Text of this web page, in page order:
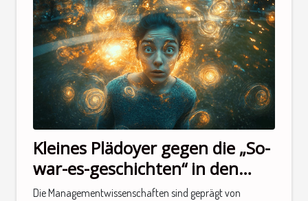
Kleines Plädoyer gegen die „So-
war-es-geschichten“ in den
Managementwissenschaften
Die Managementwissenschaften sind geprägt von